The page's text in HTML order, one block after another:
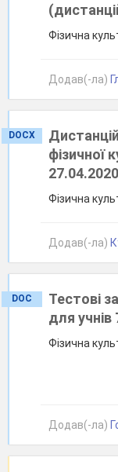
Фізична
Додав(-ла)
DOCX
фізичної
Фізична
Додав(-ла)
DOC
Тестові
для учнів
Фізична
Додав(-ла)